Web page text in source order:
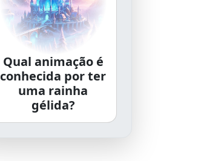
Qual animação é
conhecida por ter
uma rainha
gélida?